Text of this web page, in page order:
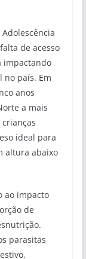
de acesso
impactando
país. Em
anos
a mais
ideal para
altura abaixo
ao impacto
de
parasitas